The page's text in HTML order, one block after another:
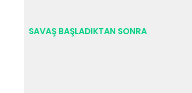
SAVAŞ BAŞLADIKTAN SONRA